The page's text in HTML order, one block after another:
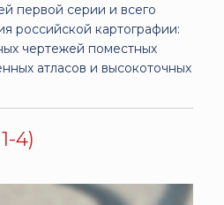
первой серии и всего
российской картографии:
чертежей поместных
атласов и высокоточных
4)